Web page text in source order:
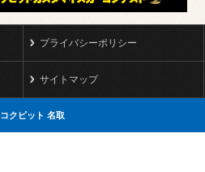
プライバシーポリシー
サイトマップ
コクピット 名取